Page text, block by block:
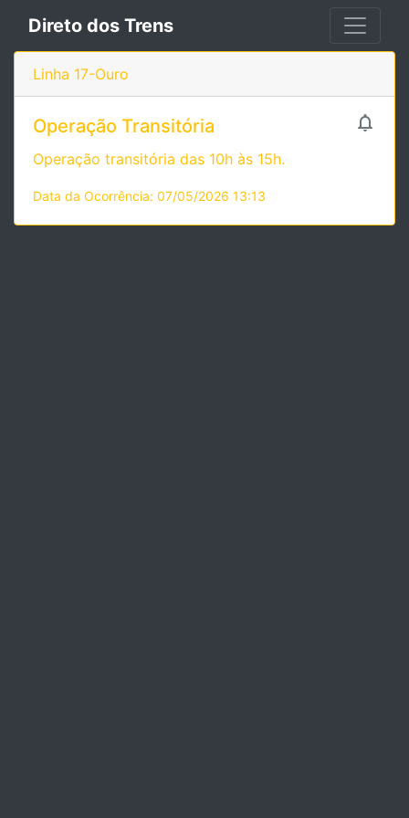
Direto dos Trens
Linha 17-Ouro

Operação Transitória
Operação transitória das 10h às 15h.
Data da Ocorrência: 07/05/2026 13:13